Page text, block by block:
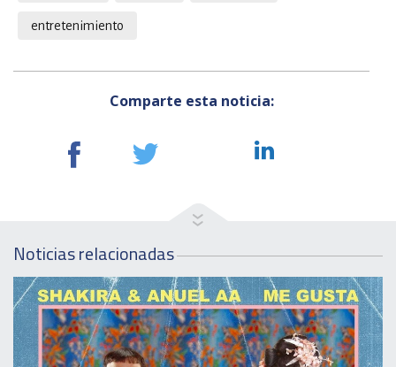
entretenimiento
Comparte esta noticia:
Noticias relacionadas